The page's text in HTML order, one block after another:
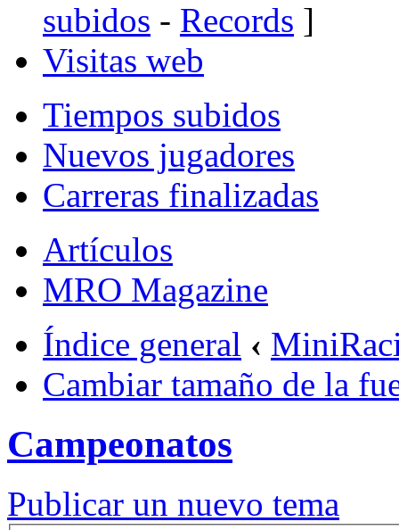
subidos - Records ]
Visitas web
Tiempos subidos
Nuevos jugadores
Carreras finalizadas
Artículos
MRO Magazine
Índice general ‹
Cambiar tamaño de la
Campeonatos
Publicar un nuevo tema